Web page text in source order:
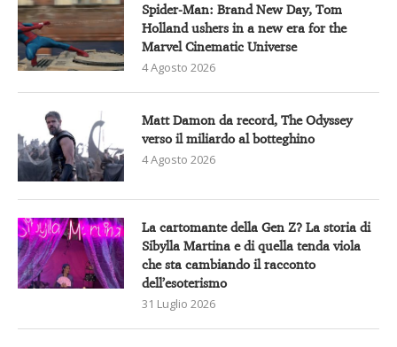
Spider-Man: Brand New Day, Tom
Holland ushers in a new era for the
Marvel Cinematic Universe
4 Agosto 2026
Matt Damon da record, The Odyssey
verso il miliardo al botteghino
4 Agosto 2026
La cartomante della Gen Z? La storia di
Sibylla Martina e di quella tenda viola
che sta cambiando il racconto
dell’esoterismo
31 Luglio 2026